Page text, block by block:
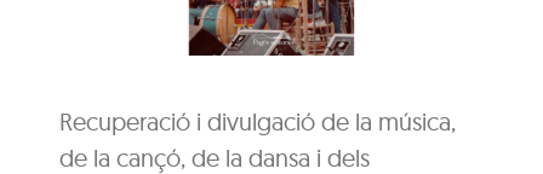
Recuperació i divulgació de la música,
de la cançó, de la dansa i dels